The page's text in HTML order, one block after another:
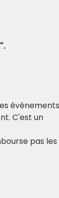
événements
C'est un
pas les